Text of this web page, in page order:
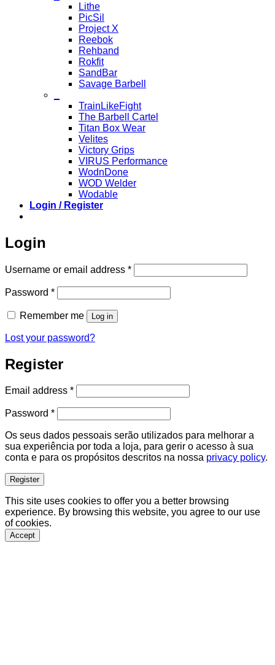
Lithe
PicSil
Project X
Reebok
Rehband
Rokfit
SandBar
Savage Barbell
TrainLikeFight
The Barbell Cartel
Titan Box Wear
Velites
Victory Grips
VIRUS Performance
WodnDone
WOD Welder
Wodable
Login / Register
Login
Username or email address *Required
Password *Required
Remember me Log in
Lost your password?
Register
Email address *Required
Password *Required
Os seus dados pessoais serão utilizados para melhorar a
sua experiência por toda a loja, para gerir o acesso à sua
conta e para os propósitos descritos na nossa privacy policy.
Register
This site uses cookies to offer you a better browsing
experience. By browsing this website, you agree to our use
of cookies.
Accept